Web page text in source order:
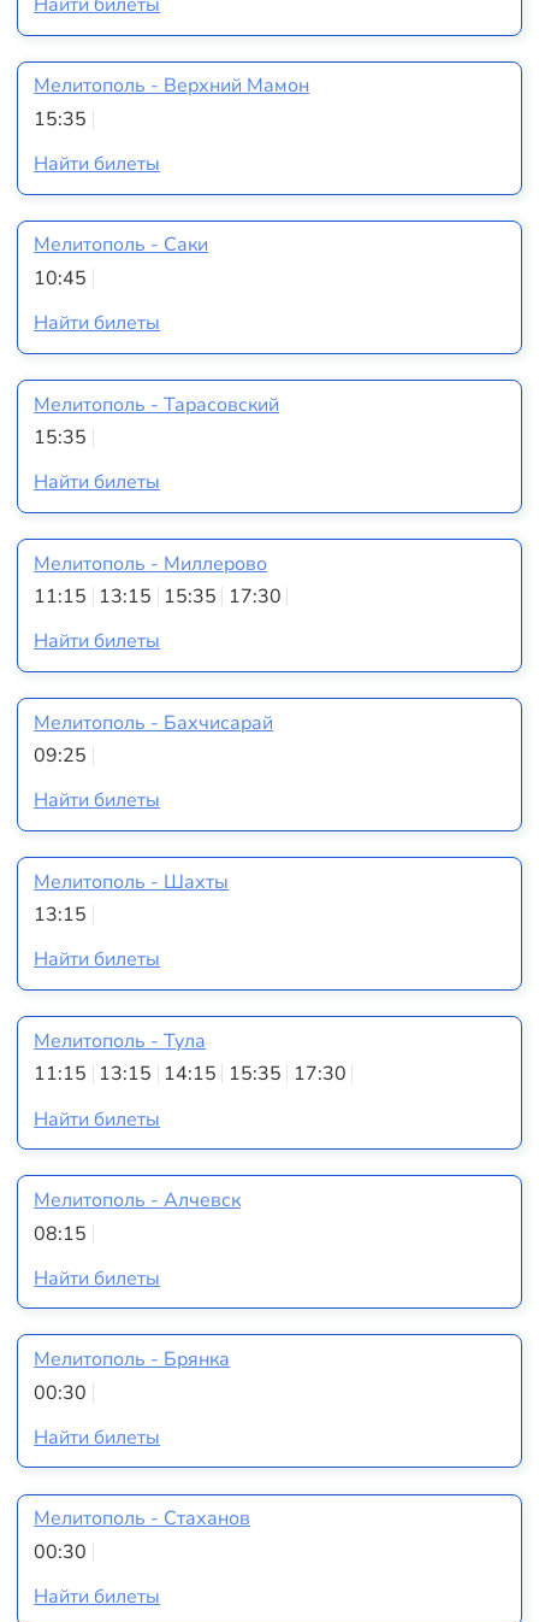
Мелитополь - Верхний Мамон
15:35
Найти билеты
Мелитополь - Саки
10:45
Найти билеты
Мелитополь - Тарасовский
15:35
Найти билеты
Мелитополь - Миллерово
11:15 13:15 15:35 17:30
Найти билеты
Мелитополь - Бахчисарай
09:25
Найти билеты
Мелитополь - Шахты
13:15
Найти билеты
Мелитополь - Тула
11:15 13:15 14:15 15:35 17:30
Найти билеты
Мелитополь - Алчевск
08:15
Найти билеты
Мелитополь - Брянка
00:30
Найти билеты
Мелитополь - Стаханов
00:30
Найти билеты